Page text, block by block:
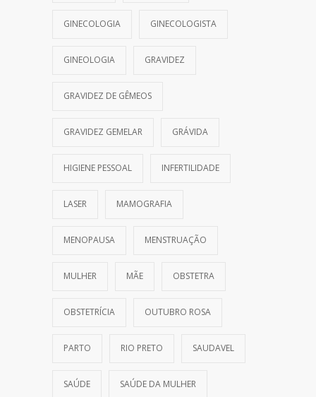
GINECOLOGIA GINECOLOGISTA
GINEOLOGIA GRAVIDEZ
GRAVIDEZ DE GÊMEOS
GRAVIDEZ GEMELAR GRÁVIDA
HIGIENE PESSOAL INFERTILIDADE
LASER MAMOGRAFIA
MENOPAUSA MENSTRUAÇÃO
MULHER MÃE OBSTETRA
OBSTETRÍCIA OUTUBRO ROSA
PARTO RIO PRETO SAUDAVEL
SAÚDE SAÚDE DA MULHER